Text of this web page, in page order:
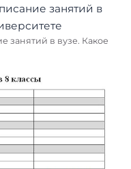
занятий в вузе. Какое